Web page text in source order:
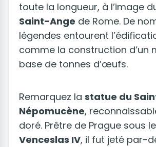
toute la longueur, à l’image
Saint-Ange de Rome. De
légendes entourent
comme la construction d’un
base de tonnes d’œufs.
Remarquez la statue du
Népomucène,
doré. Prêtre de Prague sous
Venceslas IV, il fut jeté par-